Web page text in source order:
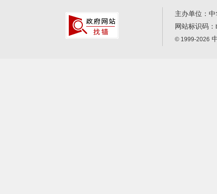
主办单位：
网站标识码：
© 1999-2026